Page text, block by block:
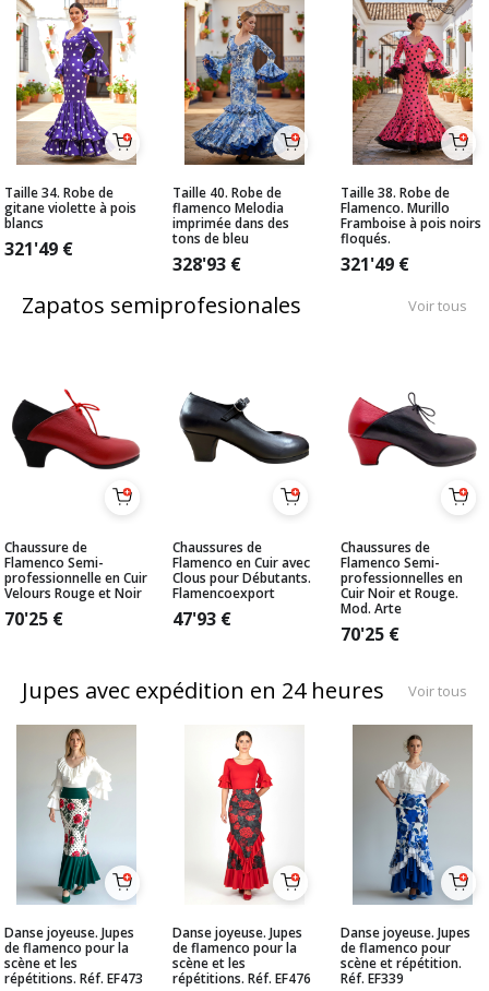
Taille 34. Robe de
gitane violette à pois
blancs
321'49 €
Taille 40. Robe de
flamenco Melodia
imprimée dans des
tons de bleu
328'93 €
Taille 38. Robe de
Flamenco. Murillo
Framboise à pois noirs
floqués.
321'49 €
Zapatos semiprofesionales Voir tous
Chaussure de
Flamenco Semi-
professionnelle en Cuir
Velours Rouge et Noir
70'25 €
Chaussures de
Flamenco en Cuir avec
Clous pour Débutants.
Flamencoexport
47'93 €
Chaussures de
Flamenco Semi-
professionnelles en
Cuir Noir et Rouge.
Mod. Arte
70'25 €
Jupes avec expédition en 24 heures Voir tous
Danse joyeuse. Jupes
de flamenco pour la
scène et les
répétitions. Réf. EF473
Danse joyeuse. Jupes
de flamenco pour la
scène et les
répétitions. Réf. EF476
Danse joyeuse. Jupes
de flamenco pour
scène et répétition.
Réf. EF339